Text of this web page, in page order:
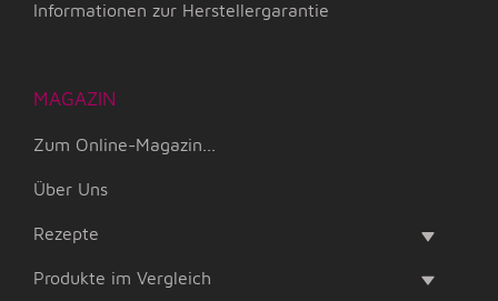
Informationen zur Herstellergarantie
MAGAZIN
Zum Online-Magazin...
Über Uns
Rezepte
Produkte im Vergleich